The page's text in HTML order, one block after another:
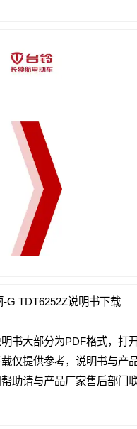
G TDT6252Z说明书下载
书大部分为PDF格式，打
仅提供参考，说明书与产
助请与产品厂家售后部门联